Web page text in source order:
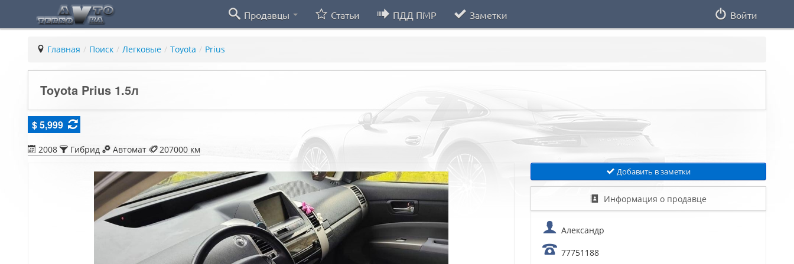
Войти
Продавцы Статьи ПДД ПМР Заметки
Главная / Поиск / Легковые / Toyota / Prius
Toyota Prius 1.5л
$ 5,999
2008 Гибрид Автомат 207000 км
Добавить в заметки
Информация о продавце
Александр
77751188